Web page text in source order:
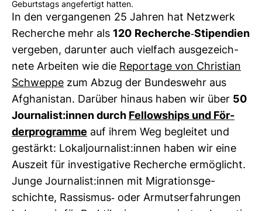
Geburtstags angefertigt hatten.
In den ver­gan­genen 25 Jahren hat Netz­werk
Recherche mehr als 120 Recherche-​Sti­pen­dien
ver­geben, dar­unter auch viel­fach aus­ge­zeich­
nete Arbeiten wie die Repor­tage von Chris­tian
Schweppe zum Abzug der Bun­des­wehr aus
Afgha­ni­stan. Dar­über hinaus haben wir über 50
Jour­na­list:innen durch Fel­low­ships und För­
der­pro­gramme auf ihrem Weg begleitet und
gestärkt: Lokal­jour­na­list:innen haben wir eine
Aus­zeit für inves­ti­ga­tive Recherche ermög­licht.
Junge Jour­na­list:innen mit Migra­ti­ons­ge­
schichte, Ras­sismus-​​​​ oder Armuts­er­fah­rungen